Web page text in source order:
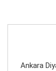
Ankara